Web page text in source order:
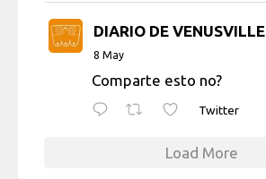
DIARIO DE VENUSVILLE
8 May
Comparte esto no?
Twitter
Load More